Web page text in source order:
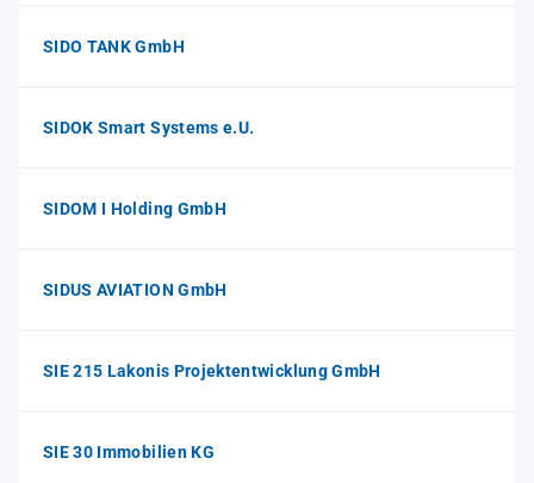
SIDO TANK GmbH
SIDOK Smart Systems e.U.
SIDOM I Holding GmbH
SIDUS AVIATION GmbH
SIE 215 Lakonis Projektentwicklung GmbH
SIE 30 Immobilien KG